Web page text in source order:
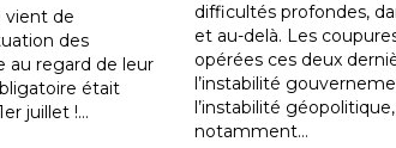
vient de
des
au regard de leur
était
juillet !…
difficultés profondes,
et au-delà. Les
opérées ces deux
l’instabilité
l’instabilité géopolitique,
notamment…